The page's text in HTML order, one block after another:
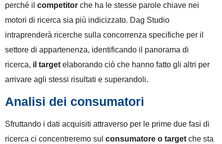
perché il competitor che ha le stesse parole chiave nei
motori di ricerca sia più indicizzato. Dag Studio
intraprenderà ricerche sulla concorrenza specifiche per il
settore di appartenenza, identificando il panorama di
ricerca, il target elaborando ciò che hanno fatto gli altri per
arrivare agli stessi risultati e superandoli.
Analisi dei consumatori
Sfruttando i dati acquisiti attraverso per le prime due fasi di
ricerca ci concentreremo sul consumatore o target che sta